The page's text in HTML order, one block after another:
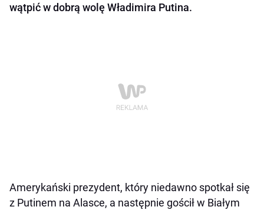
wątpić w dobrą wolę Władimira Putina.
Amerykański prezydent, który niedawno spotkał się
z Putinem na Alasce, a następnie gościł w Białym